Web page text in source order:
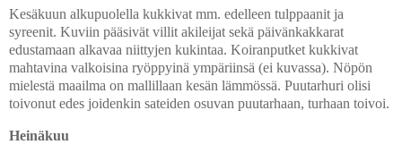
Kesäkuun alkupuolella kukkivat mm. edelleen tulppaanit ja
syreenit. Kuviin pääsivät villit akileijat sekä päivänkakkarat
edustamaan alkavaa niittyjen kukintaa. Koiranputket kukkivat
mahtavina valkoisina ryöppyinä ympäriinsä (ei kuvassa). Nöpön
mielestä maailma on mallillaan kesän lämmössä. Puutarhuri olisi
toivonut edes joidenkin sateiden osuvan puutarhaan, turhaan toivoi.
Heinäkuu